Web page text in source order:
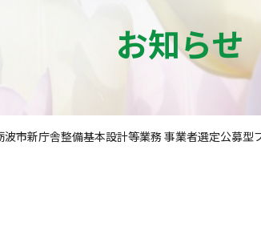
お知らせ
波市新庁舎整備基本設計等業務 事業者選定公募型